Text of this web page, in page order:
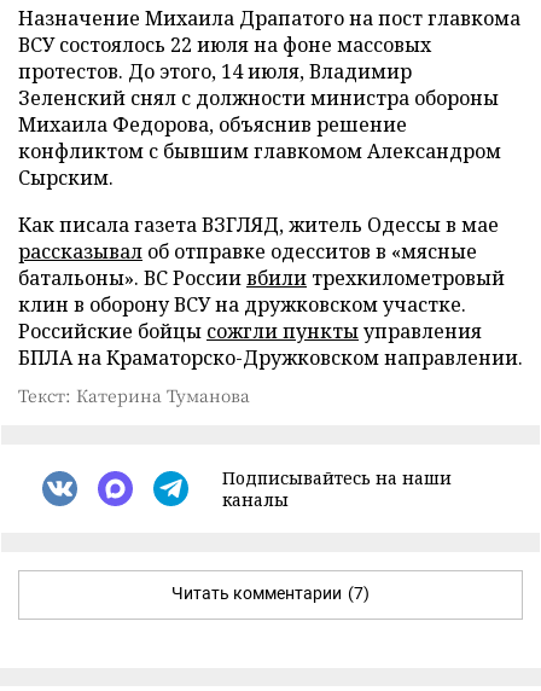
Назначение Михаила Драпатого на пост главкома
ВСУ состоялось 22 июля на фоне массовых
протестов. До этого, 14 июля, Владимир
Зеленский снял с должности министра обороны
Михаила Федорова, объяснив решение
конфликтом с бывшим главкомом Александром
Сырским.
Как писала газета ВЗГЛЯД, житель Одессы в мае
рассказывал об отправке одесситов в «мясные
батальоны». ВС Россиивбили трехкилометровый
клин в оборону ВСУ на дружковском участке.
Российские бойцы сожгли пунктыуправления
БПЛА на Краматорско-Дружковском направлении.
Текст: Катерина Туманова
Подписывайтесь на наши
каналы
Читать комментарии (7)